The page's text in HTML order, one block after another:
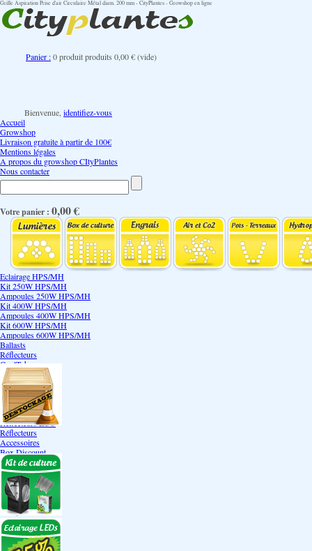
Grille Aspiration Prise d'air Circulaire Métal diam. 200 mm - CityPlantes - Growshop en ligne
Panier :0produitproduits 0,00 €(vide)
Bienvenue, identifiez-vous
Accueil
Growshop
Livraison gratuite à partir de 100€
Mentions légales
A propos du growshop CItyPlantes
Nous contacter
Votre panier : 0,00 €
Eclairage HPS/MH
Kit 250W HPS/MH
Ampoules 250W HPS/MH
Kit 400W HPS/MH
Ampoules 400W HPS/MH
Kit 600W HPS/MH
Ampoules 600W HPS/MH
Ballasts
Réflecteurs
CoolTube
Accessoires
Eclairages LEDs
Eclairages ECO
Kits ECO
Ampoules ECO
Réflecteurs ECO
Réflecteurs
Accessoires
Box Discount
Box par marque
Hortibox
Homebox
Dark Room II
GrowLab
Box par taille
Box 40 cm
Box 60 cm
Box 80-90 cm